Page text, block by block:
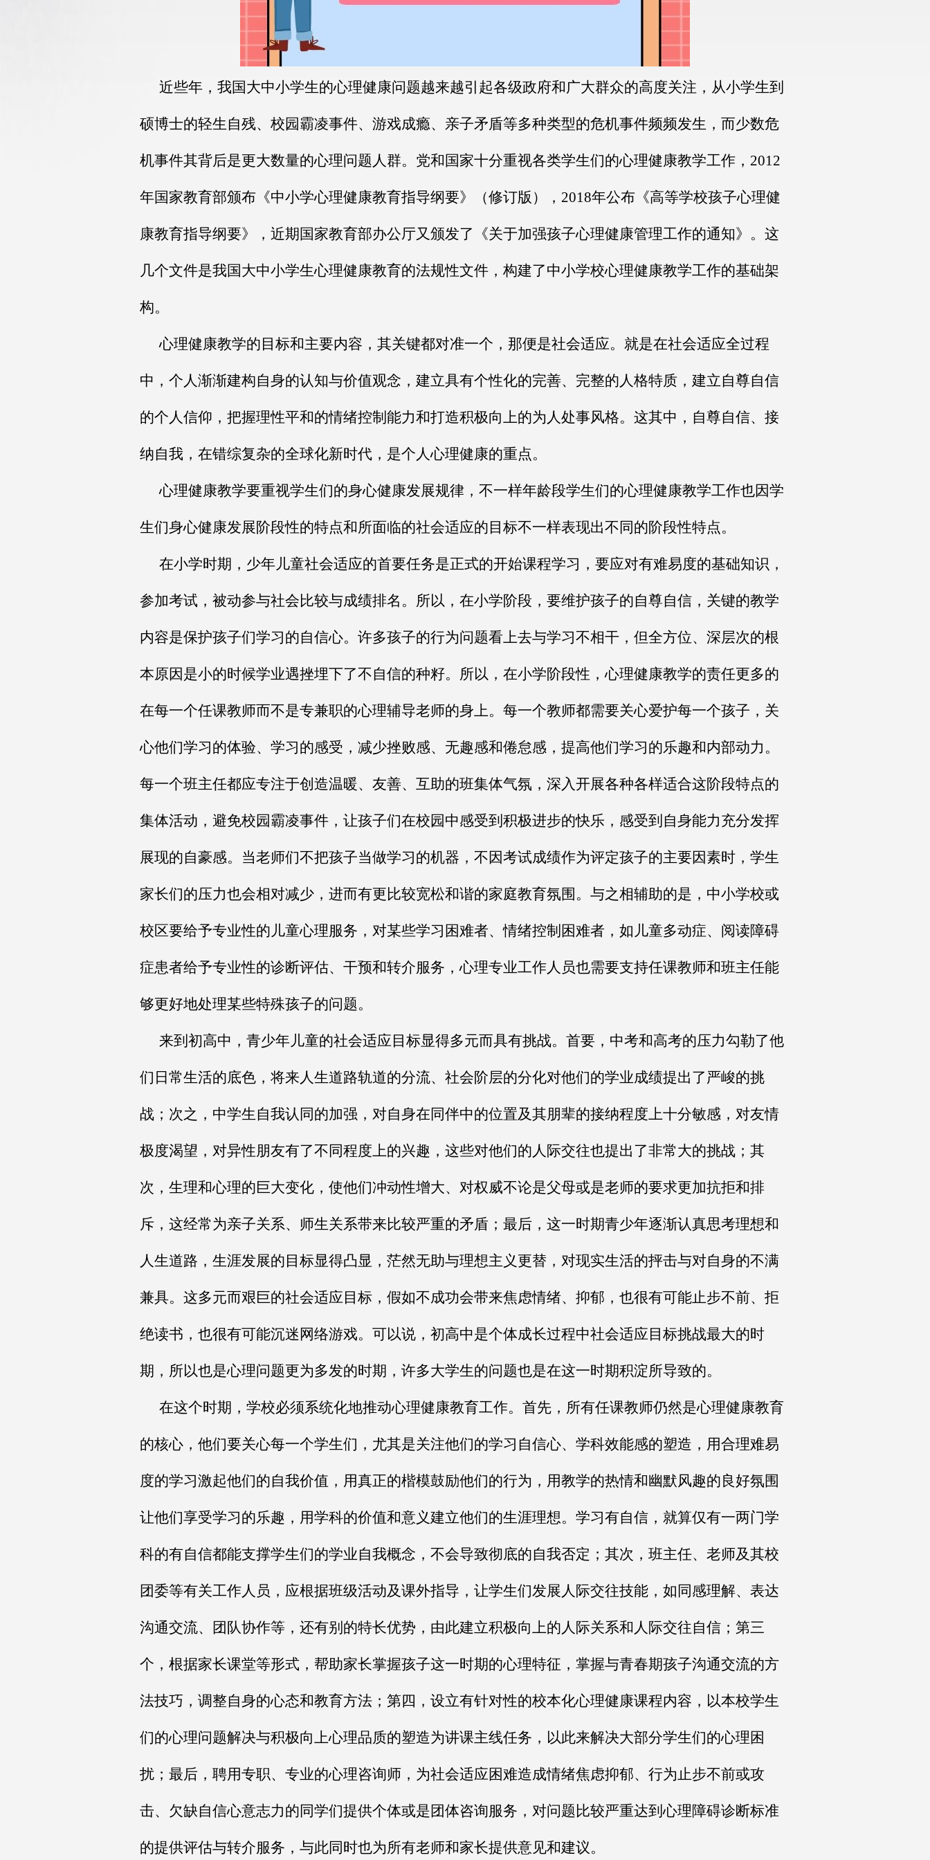
近些年，我国大中小学生的心理健康问题越来越引起各级政府和广大群众的高度关注，从小学生到
硕博士的轻生自残、校园霸凌事件、游戏成瘾、亲子矛盾等多种类型的危机事件频频发生，而少数危
机事件其背后是更大数量的心理问题人群。党和国家十分重视各类学生们的心理健康教学工作，2012
年国家教育部颁布《中小学心理健康教育指导纲要》（修订版），2018年公布《高等学校孩子心理健
康教育指导纲要》，近期国家教育部办公厅又颁发了《关于加强孩子心理健康管理工作的通知》。这
几个文件是我国大中小学生心理健康教育的法规性文件，构建了中小学校心理健康教学工作的基础架
构。
心理健康教学的目标和主要内容，其关键都对准一个，那便是社会适应。就是在社会适应全过程
中，个人渐渐建构自身的认知与价值观念，建立具有个性化的完善、完整的人格特质，建立自尊自信
的个人信仰，把握理性平和的情绪控制能力和打造积极向上的为人处事风格。这其中，自尊自信、接
纳自我，在错综复杂的全球化新时代，是个人心理健康的重点。
心理健康教学要重视学生们的身心健康发展规律，不一样年龄段学生们的心理健康教学工作也因学
生们身心健康发展阶段性的特点和所面临的社会适应的目标不一样表现出不同的阶段性特点。
在小学时期，少年儿童社会适应的首要任务是正式的开始课程学习，要应对有难易度的基础知识，
参加考试，被动参与社会比较与成绩排名。所以，在小学阶段，要维护孩子的自尊自信，关键的教学
内容是保护孩子们学习的自信心。许多孩子的行为问题看上去与学习不相干，但全方位、深层次的根
本原因是小的时候学业遇挫埋下了不自信的种籽。所以，在小学阶段性，心理健康教学的责任更多的
在每一个任课教师而不是专兼职的心理辅导老师的身上。每一个教师都需要关心爱护每一个孩子，关
心他们学习的体验、学习的感受，减少挫败感、无趣感和倦怠感，提高他们学习的乐趣和内部动力。
每一个班主任都应专注于创造温暖、友善、互助的班集体气氛，深入开展各种各样适合这阶段特点的
集体活动，避免校园霸凌事件，让孩子们在校园中感受到积极进步的快乐，感受到自身能力充分发挥
展现的自豪感。当老师们不把孩子当做学习的机器，不因考试成绩作为评定孩子的主要因素时，学生
家长们的压力也会相对减少，进而有更比较宽松和谐的家庭教育氛围。与之相辅助的是，中小学校或
校区要给予专业性的儿童心理服务，对某些学习困难者、情绪控制困难者，如儿童多动症、阅读障碍
症患者给予专业性的诊断评估、干预和转介服务，心理专业工作人员也需要支持任课教师和班主任能
够更好地处理某些特殊孩子的问题。
来到初高中，青少年儿童的社会适应目标显得多元而具有挑战。首要，中考和高考的压力勾勒了他
们日常生活的底色，将来人生道路轨道的分流、社会阶层的分化对他们的学业成绩提出了严峻的挑
战；次之，中学生自我认同的加强，对自身在同伴中的位置及其朋辈的接纳程度上十分敏感，对友情
极度渴望，对异性朋友有了不同程度上的兴趣，这些对他们的人际交往也提出了非常大的挑战；其
次，生理和心理的巨大变化，使他们冲动性增大、对权威不论是父母或是老师的要求更加抗拒和排
斥，这经常为亲子关系、师生关系带来比较严重的矛盾；最后，这一时期青少年逐渐认真思考理想和
人生道路，生涯发展的目标显得凸显，茫然无助与理想主义更替，对现实生活的抨击与对自身的不满
兼具。这多元而艰巨的社会适应目标，假如不成功会带来焦虑情绪、抑郁，也很有可能止步不前、拒
绝读书，也很有可能沉迷网络游戏。可以说，初高中是个体成长过程中社会适应目标挑战最大的时
期，所以也是心理问题更为多发的时期，许多大学生的问题也是在这一时期积淀所导致的。
在这个时期，学校必须系统化地推动心理健康教育工作。首先，所有任课教师仍然是心理健康教育
的核心，他们要关心每一个学生们，尤其是关注他们的学习自信心、学科效能感的塑造，用合理难易
度的学习激起他们的自我价值，用真正的楷模鼓励他们的行为，用教学的热情和幽默风趣的良好氛围
让他们享受学习的乐趣，用学科的价值和意义建立他们的生涯理想。学习有自信，就算仅有一两门学
科的有自信都能支撑学生们的学业自我概念，不会导致彻底的自我否定；其次，班主任、老师及其校
团委等有关工作人员，应根据班级活动及课外指导，让学生们发展人际交往技能，如同感理解、表达
沟通交流、团队协作等，还有别的特长优势，由此建立积极向上的人际关系和人际交往自信；第三
个，根据家长课堂等形式，帮助家长掌握孩子这一时期的心理特征，掌握与青春期孩子沟通交流的方
法技巧，调整自身的心态和教育方法；第四，设立有针对性的校本化心理健康课程内容，以本校学生
们的心理问题解决与积极向上心理品质的塑造为讲课主线任务，以此来解决大部分学生们的心理困
扰；最后，聘用专职、专业的心理咨询师，为社会适应困难造成情绪焦虑抑郁、行为止步不前或攻
击、欠缺自信心意志力的同学们提供个体或是团体咨询服务，对问题比较严重达到心理障碍诊断标准
的提供评估与转介服务，与此同时也为所有老师和家长提供意见和建议。